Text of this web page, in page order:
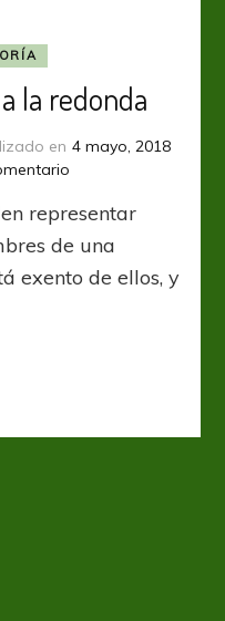
la redonda
en 4 mayo, 2018
en
del
vino
la
representar
de una
exento de ellos, y